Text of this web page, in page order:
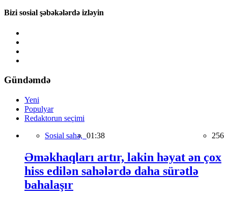
Bizi sosial şəbəkələrdə izləyin
Gündəmdə
Yeni
Populyar
Redaktorun seçimi
Sosial sahə, 01:38 256
Əməkhaqları artır, lakin həyat ən çox
hiss edilən sahələrdə daha sürətlə
bahalaşır